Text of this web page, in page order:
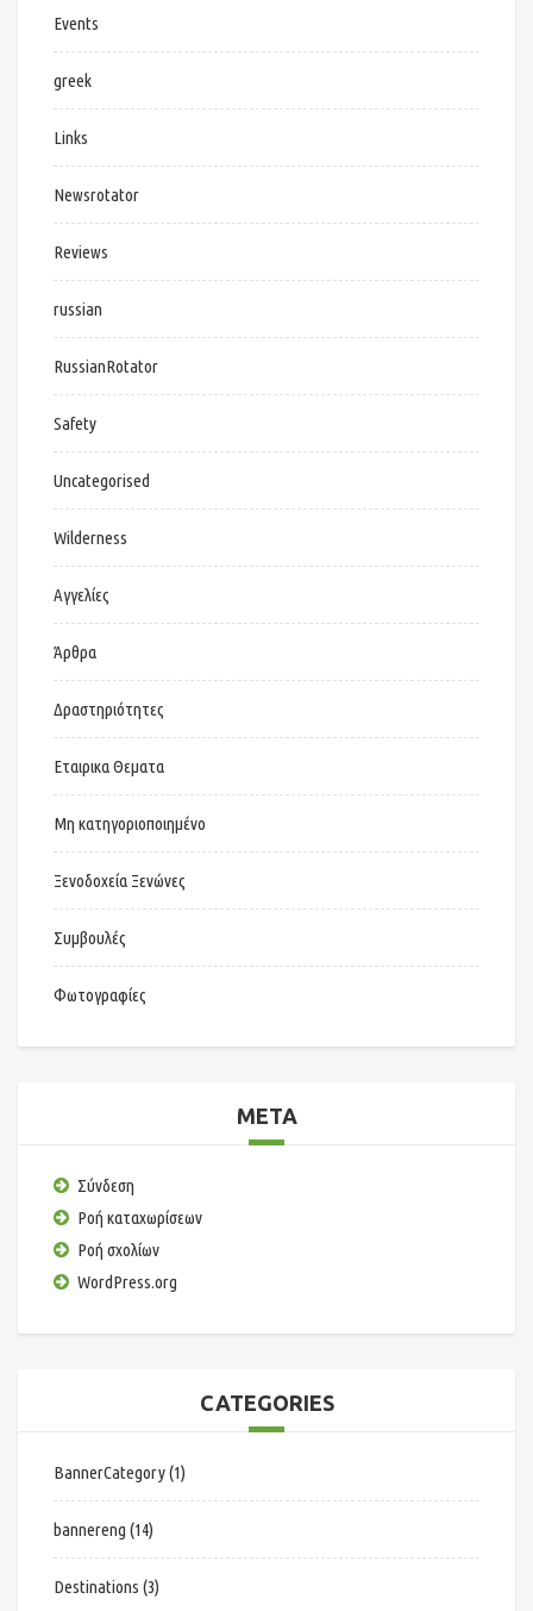
Events
greek
Links
Newsrotator
Reviews
russian
RussianRotator
Safety
Uncategorised
Wilderness
Αγγελίες
Άρθρα
Δραστηριότητες
Εταιρικα Θεματα
Μη κατηγοριοποιημένο
Ξενοδοχεία Ξενώνες
Συμβουλές
Φωτογραφίες
META
Σύνδεση
Ροή καταχωρίσεων
Ροή σχολίων
WordPress.org
CATEGORIES
BannerCategory(1)
bannereng (14)
Destinations (3)